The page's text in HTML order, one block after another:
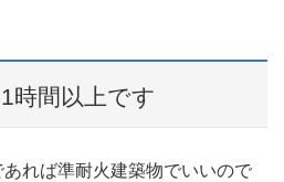
時間以上です
れば準耐火建築物でいいので